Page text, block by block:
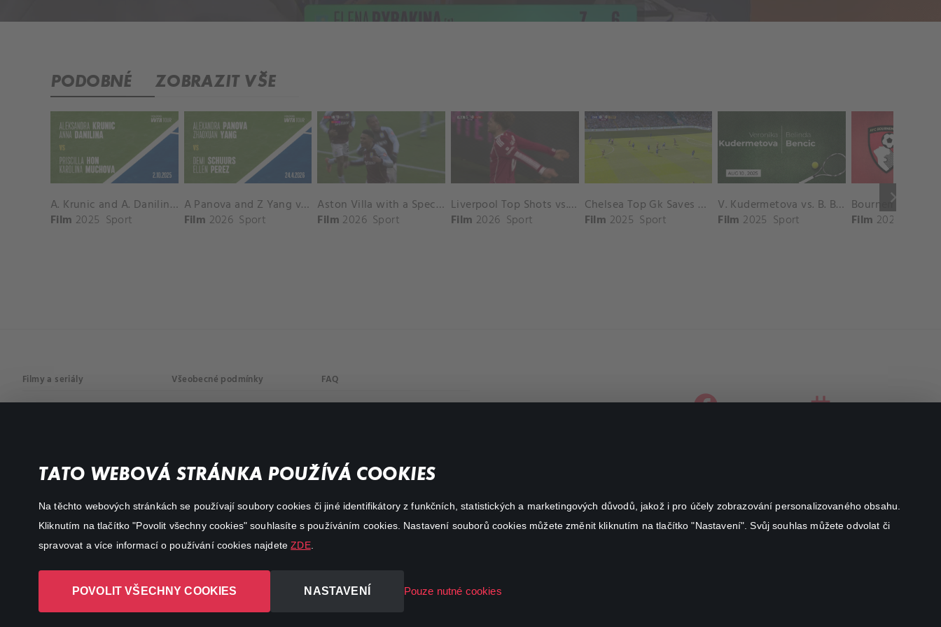
TATO WEBOVÁ STRÁNKA POUŽÍVÁ COOKIES
Na těchto webových stránkách se používají soubory cookies či jiné identifikátory z funkčních, statistických a marketingových důvodů, jakož i pro účely zobrazování personalizovaného obsahu.
Kliknutím na tlačítko "Povolit všechny cookies" souhlasíte s používáním cookies. Nastavení souborů cookies můžete změnit kliknutím na tlačítko "Nastavení". Svůj souhlas můžete odvolat či
spravovat a více informací o používání cookies najdeteZDE.
POVOLIT VŠECHNY COOKIES NASTAVENÍ Pouze nutné cookies
PODOBNÉ ZOBRAZIT VŠE
keyboard_arrow_right
A. Krunic and A. Danilina vs. P. Hon and K. Muchova Match Highlights - BEIJING_Capital Group Diamond ( October 02, 2025)
Film 2025 Sport
A Panova and Z Yang vs D Schuurs and E Perez Match Highlights - MADRID_Court 8 ( April 24, 2026)
Film 2026 Sport
Aston Villa with a Spectacular Goal vs. Nottingham Forest
Film 2026 Sport
Liverpool Top Shots vs. Fulham
Film 2026 Sport
Chelsea Top Gk Saves vs. Crystal Palace
Film 2025 Sport
V. Kudermetova vs. B. Bencic Match Highlights - CINCINNATI_Champions Court ( August 10, 2025)
Film 2025 Sport Film 2025
Filmy a seriály
Akční
Všeobecné podmínky FAQ
facebookinstagram
Canal+ Luxembourg S. à r.l. se sídlem Rue Albert Borschette 4,